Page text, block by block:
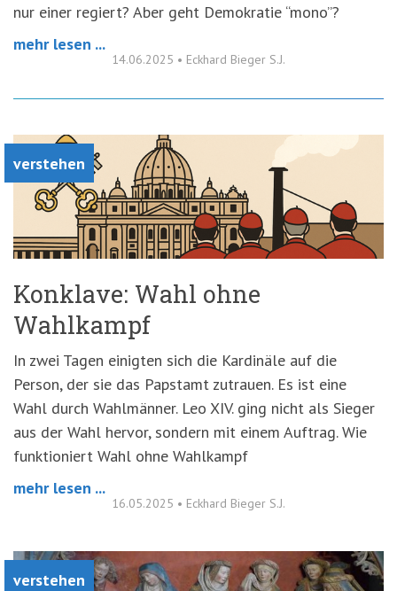
nur einer regiert? Aber geht Demokratie “mono”?
mehr lesen ...
14.06.2025 • Eckhard Bieger S.J.
verstehen
Konklave: Wahl ohne
Wahlkampf
In zwei Tagen einigten sich die Kardinäle auf die
Person, der sie das Papstamt zutrauen. Es ist eine
Wahl durch Wahlmänner. Leo XIV. ging nicht als Sieger
aus der Wahl hervor, sondern mit einem Auftrag. Wie
funktioniert Wahl ohne Wahlkampf
mehr lesen ...
16.05.2025 • Eckhard Bieger S.J.
verstehen